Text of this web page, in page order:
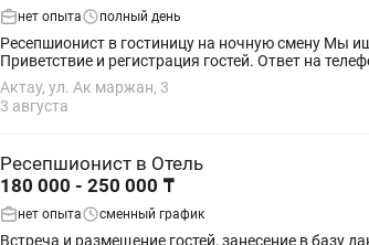
нет опыта полный день
Ресепшионист в гостиницу на ночную смену Мы ищем отзывчивого и ответственного ресепшиониста для работы в нашей гостинице. Обязанности:
Приветствие и регистрация
Актау, ул. Ак маржан, 3
3 августа
Ресепшионист в Отель
180 000 - 250 000 ₸
нет опыта сменный график
Встреча и размещение гостей, занесение в базу